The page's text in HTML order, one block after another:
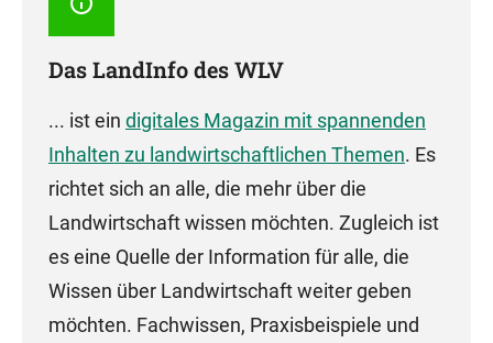
Das LandInfo des WLV
... ist ein digitales Magazin mit spannenden
Inhalten zu landwirtschaftlichen Themen. Es
richtet sich an alle, die mehr über die
Landwirtschaft wissen möchten. Zugleich ist
es eine Quelle der Information für alle, die
Wissen über Landwirtschaft weiter geben
möchten. Fachwissen, Praxisbeispiele und